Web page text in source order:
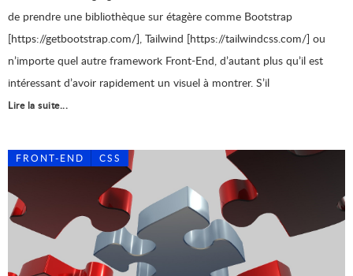
de prendre une bibliothèque sur étagère comme Bootstrap
[https://getbootstrap.com/], Tailwind [https://tailwindcss.com/] ou
n’importe quel autre framework Front-End, d’autant plus qu’il est
intéressant d’avoir rapidement un visuel à montrer. S’il
Lire la suite...
FRONT-END CSS